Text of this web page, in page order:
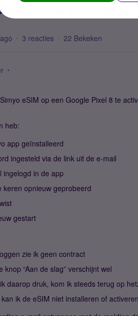
Google Pixel 8 blijft hangen
3 reacties 22 Bekeken
eSIM op een Google Pixel 8 te
heb:
app geïnstalleerd
ingesteld via de link uit de e-mail
ingelogd in de app
keren opnieuw geprobeerd
gestart
zie ik geen contract
knop “Aan de slag” verschijnt wel
daarop druk, kom ik steeds terug op
ik de eSIM niet installeren of activeren